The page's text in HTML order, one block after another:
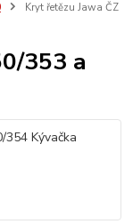
Kryt řetězu Jawa ČZ
353 a